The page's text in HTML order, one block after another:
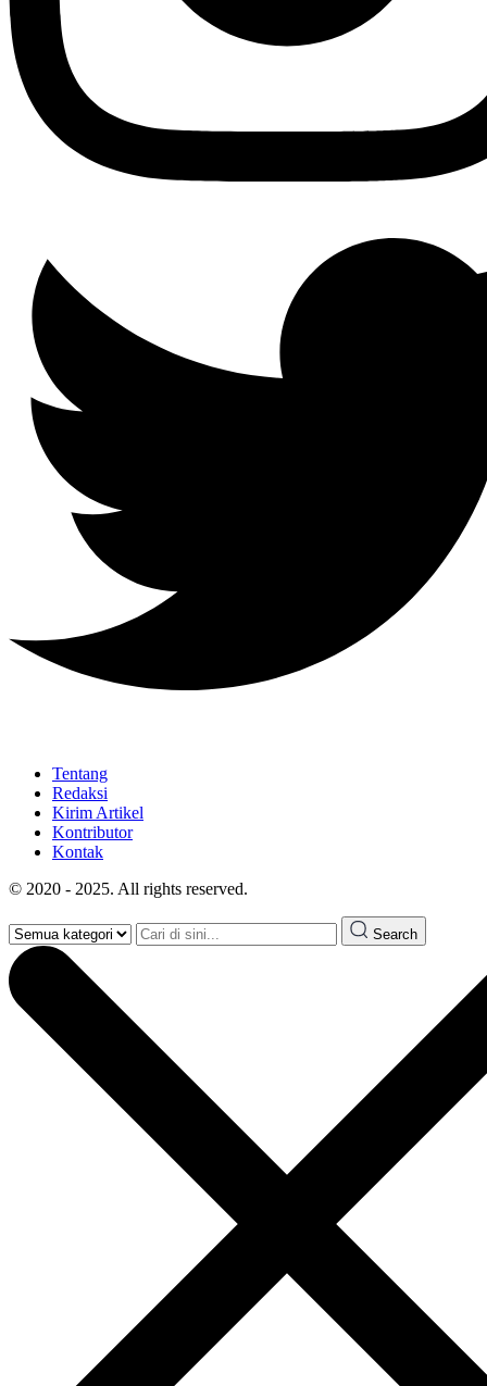
Tentang
Redaksi
Kirim Artikel
Kontributor
Kontak
© 2020 - 2025. All rights reserved.
Search